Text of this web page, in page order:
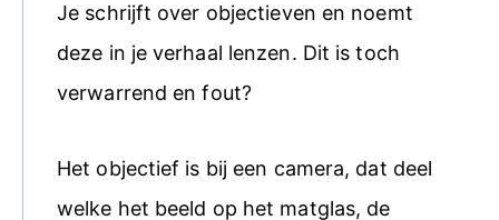
Je schrijft over objectieven en noemt
deze in je verhaal lenzen. Dit is toch
verwarrend en fout?
Het objectief is bij een camera, dat deel
welke het beeld op het matglas, de